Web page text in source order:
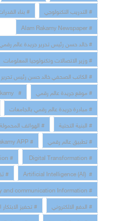
# التدريب التكنولوجي
# بناء
# Alam Rakamy Newspaper
# خالد حسن رئيس تحرير جريدة عالم
# وزير الاتصالات وتكنولوجيا المعلومات
# الكاتب الصحفي خالد حسن رئيس
# موقع جريدة عالم رقمي
# Alam Rakamy
# مبادرة جريدة عالم رقمي بالجامعات
# البنية التحتية
# الهواتف المحمولة
# تطبيق عالم رقمي
# Alam Rakamy APP
# Digital Transformation
# innovation
# Artificial Intelligence (AI)
#
# technology and communication Information
# الدفع الالكتروني
# تحفيز